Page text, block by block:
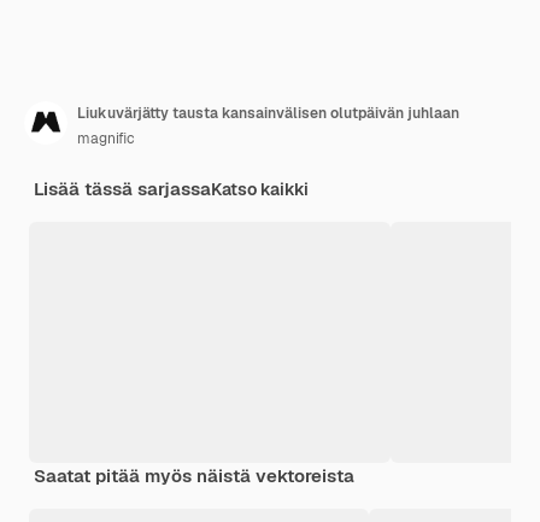
Liukuvärjätty tausta kansainvälisen olutpäivän juhlaan
magnific
Lisää tässä sarjassaKatso kaikki
Saatat pitää myös näistä vektoreista